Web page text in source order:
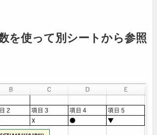
を使って別シートから参照